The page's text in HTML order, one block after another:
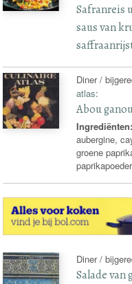
Safranreis
saus van
Diner /
atlas:
Abou
Ingrediënten:
aubergine,
groene
Diner /
Salade